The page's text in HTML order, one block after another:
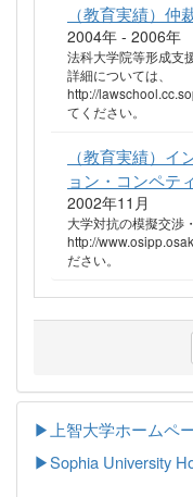
（教育実績）
2004年 - 2006年
法科大学院等形成支
詳細については、
http://
てください。
（教育実績）
ョン・コンペテ
2002年11月
大学対抗の模擬交渉
http://
ださい。
▶上智大学ホームペ
▶Sophia University